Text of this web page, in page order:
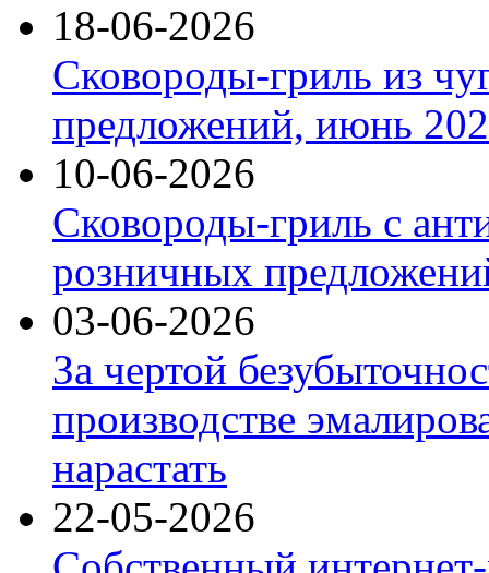
18-06-2026
Сковороды-гриль из
предложений, июнь
10-06-2026
Сковороды-гриль с
розничных
03-06-2026
За чертой
производстве
нарастать
22-05-2026